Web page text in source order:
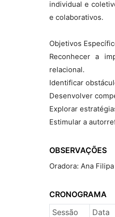
individual e
e colaborativos.
Objetivos
Reconhecer a
relacional.
Identificar
Desenvolver
Explorar
Estimular a
OBSERVAÇÕES
Oradora: Ana
CRONOGRAMA
Sessão
Data